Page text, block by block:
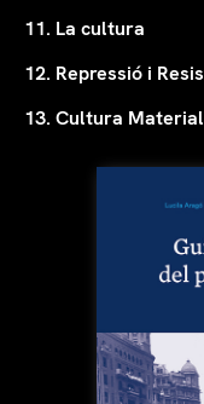
11. La cultura
12. Repressió i
13. Cultura Material